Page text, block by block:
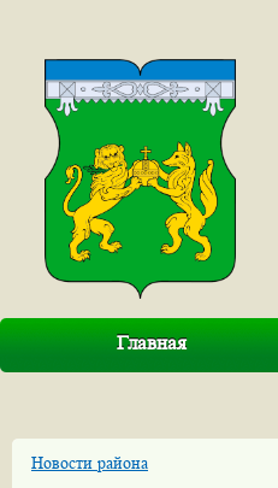
Главная
Новости района